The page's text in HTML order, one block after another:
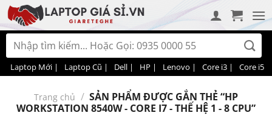
Bỏ
qua
nội
dung
Tìm
kiếm:
Laptop Mới | Laptop Cũ | Dell | HP | Lenovo | Core i3 | Core i5 |
Trang chủ / SẢN PHẨM ĐƯỢC GẮN THẺ “HP
WORKSTATION 8540W - CORE I7 - THẾ HỆ 1 - 8 CPU”